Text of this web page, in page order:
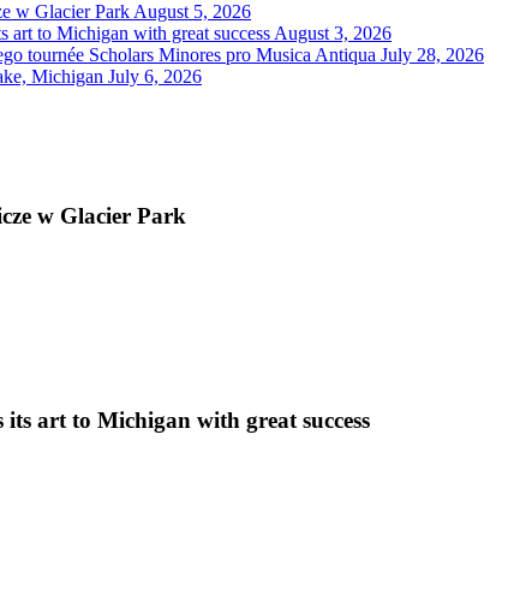
w Glacier Park August 5, 2026
art to Michigan with great success August 3, 2026
tournée Scholars Minores pro Musica Antiqua July 28, 2026
Michigan July 6, 2026
w Glacier Park
art to Michigan with great success